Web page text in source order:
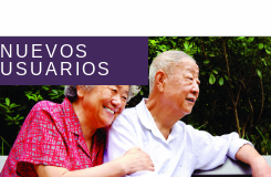
NUEVOS
USUARIOS